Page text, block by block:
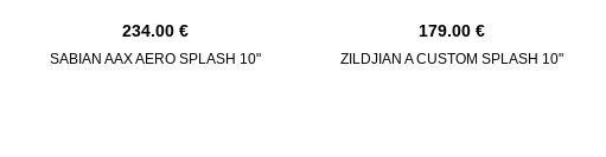
234.00
SABIAN AAX AERO SPLASH 10"
179.00
ZILDJIAN A CUSTOM SPLASH 10"